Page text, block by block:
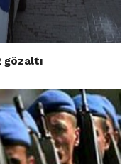
gözaltı